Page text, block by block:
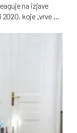
na izjave
koje „vrve od